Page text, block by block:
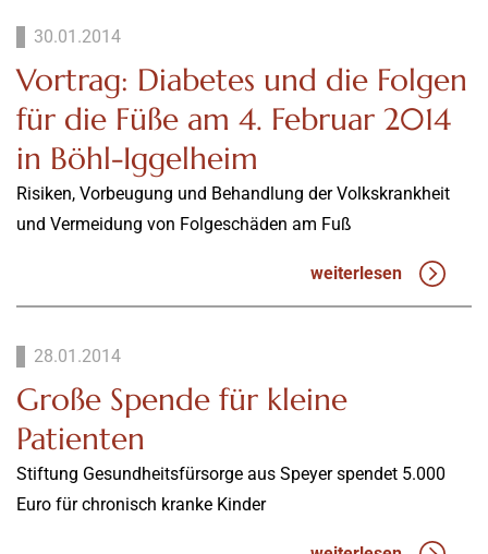
30.01.2014
Vortrag: Diabetes und die Folgen
für die Füße am 4. Februar 2014
in Böhl-Iggelheim
Risiken, Vorbeugung und Behandlung der Volkskrankheit
und Vermeidung von Folgeschäden am Fuß
weiterlesen
28.01.2014
Große Spende für kleine
Patienten
Stiftung Gesundheitsfürsorge aus Speyer spendet 5.000
Euro für chronisch kranke Kinder